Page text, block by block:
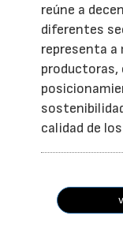
reúne a
diferentes
representa a
productoras,
calidad de